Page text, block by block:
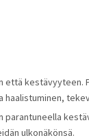
ulkonäkönsä.